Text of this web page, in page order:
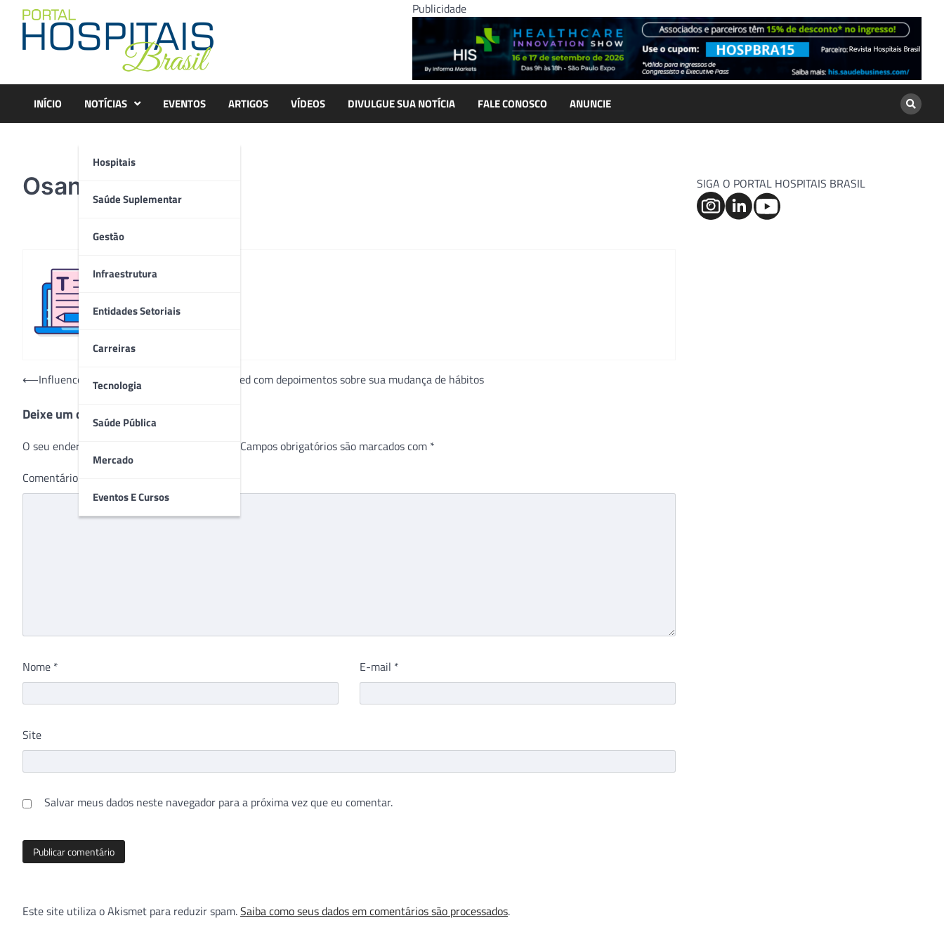
content
Publicidade
INÍCIO NOTÍCIAS
Hospitais
Saúde Suplementar
Gestão
Infraestrutura
Entidades Setoriais
Carreiras
Tecnologia
Saúde Pública
Mercado
Eventos E Cursos
EVENTOS ARTIGOS VÍDEOS DIVULGUE SUA NOTÍCIA FALE CONOSCO ANUNCIE
Osanita6
Navegação
Post
⟵Influencer participa de campanha da Unimed com depoimentos sobre sua mudança de hábitos
Deixe um comentário
O seu endereço de e-mail não será publicado. Campos obrigatórios são marcados com *
Comentário
Nome * E-mail *
Site
Salvar meus dados neste navegador para a próxima vez que eu comentar.
Este site utiliza o Akismet para reduzir spam.Saiba como seus dados em comentários são processados.
SIGA O PORTAL HOSPITAIS BRASIL